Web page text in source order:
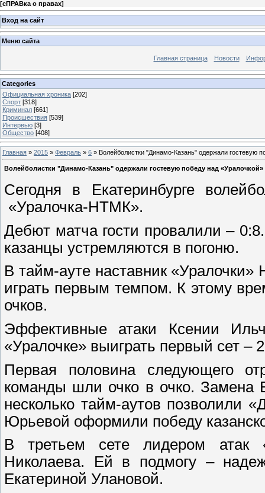
[сПРАВка о правах]
Вход на сайт
Меню сайта
Главная страница Новости
Categories
Официальная хроника [202]
Спорт [318]
Криминал [661]
Происшествия [539]
Интервью [3]
Общество [408]
Главная » 2015 » Февраль » 6 » Волейболистки "Динамо-Казань" одержали гостевую
Волейболистки "Динамо-Казань" одержали гостевую победу над «Уралочкой»
Сегодня в Екатеринбурге
«Уралочка-НТМК».
Дебют матча гости провалили –
казанцы устремляются в погоню.
В тайм-ауте наставник
играть первым темпом. К этому
очков.
Эффективные атаки Ксении
«Уралочке» выиграть первый сет –
Первая половина следующего
команды шли очко в очко. Замена
несколько тайм-аутов позволили
Юрьевой оформили победу
В третьем сете лидером атак
Николаева. Ей в подмогу –
Екатериной Улановой.